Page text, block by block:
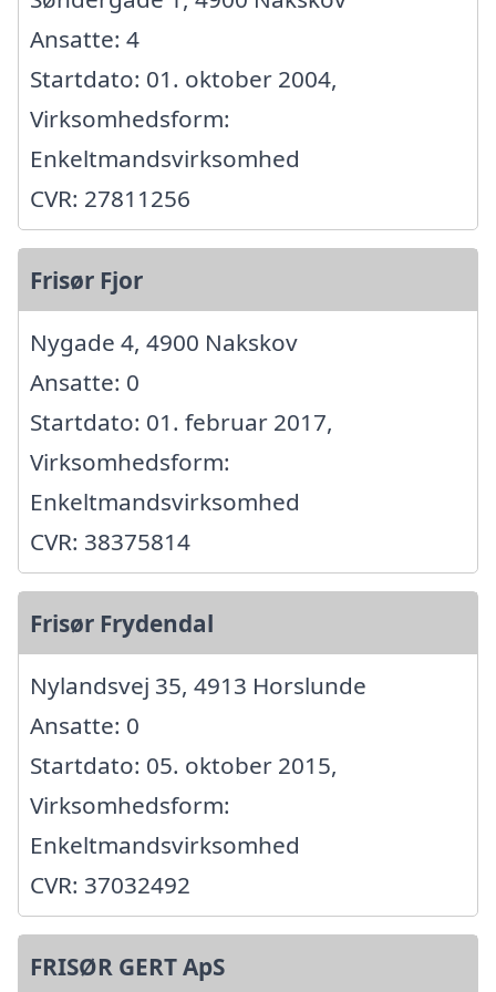
Ansatte: 4
Startdato: 01. oktober 2004,
Virksomhedsform:
Enkeltmandsvirksomhed
CVR: 27811256
Frisør Fjor
Nygade 4, 4900 Nakskov
Ansatte: 0
Startdato: 01. februar 2017,
Virksomhedsform:
Enkeltmandsvirksomhed
CVR: 38375814
Frisør Frydendal
Nylandsvej 35, 4913 Horslunde
Ansatte: 0
Startdato: 05. oktober 2015,
Virksomhedsform:
Enkeltmandsvirksomhed
CVR: 37032492
FRISØR GERT ApS